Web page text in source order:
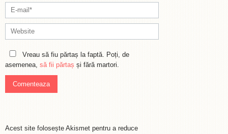
Vreau să fiu părtaș la faptă. Poți, de
asemenea, să fii părtaș și fără martori.
Acest site folosește Akismet pentru a reduce